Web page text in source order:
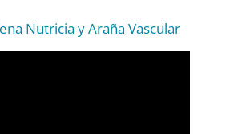
Nutricia y Araña Vascular